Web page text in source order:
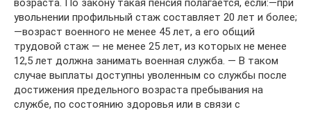
увольнении профильный стаж составляет 20 лет и более;
—возраст военного не менее 45 лет, а его общий
трудовой стаж — не менее 25 лет, из которых не менее
12,5 лет должна занимать военная служба. — В таком
случае выплаты доступны уволенным со службы после
достижения предельного возраста пребывания на
службе, по состоянию здоровья или в связи с